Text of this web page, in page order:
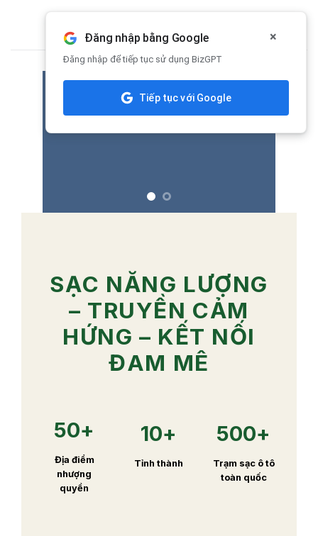
content
SẠC NĂNG LƯỢNG
– TRUYỀN CẢM
HỨNG – KẾT NỐI
ĐAM MÊ
50+
Địa điểm
nhượng
quyền
10+
Tỉnh thành
500+
Trạm sạc ô tô
toàn quốc
×
Đăng nhập bằng Google
Đăng nhập để tiếp tục sử dụng BizGPT
Tiếp tục với Google